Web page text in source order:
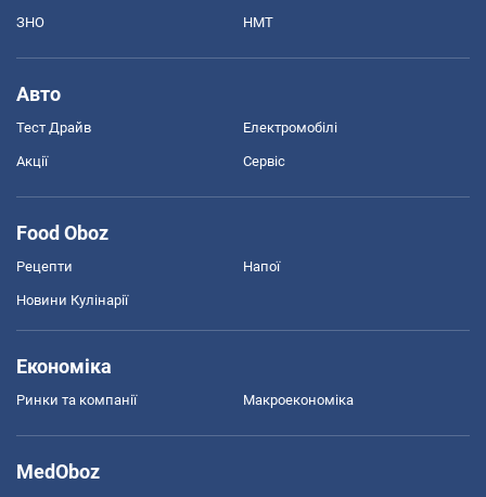
ЗНО НМТ
Авто
Тест Драйв Електромобілі
Акції Сервіс
Food Oboz
Рецепти Напої
Новини Кулінарії
Економіка
Ринки та компанії Макроекономіка
MedOboz